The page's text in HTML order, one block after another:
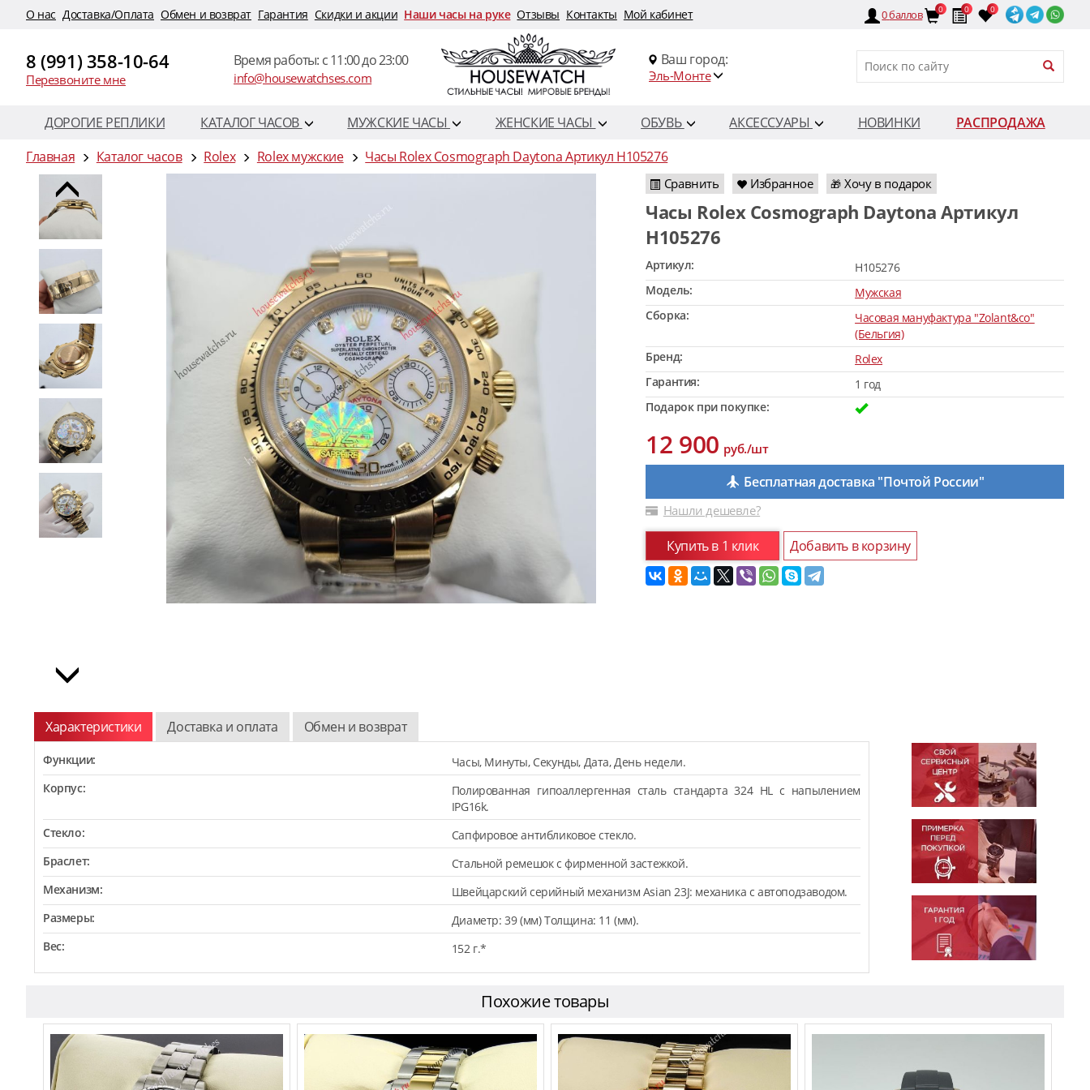
O нас Доставка/Оплата Обмен и возврат Гарантия Скидки и акции Наши часы на руке Отзывы Контакты Мой кабинет 0баллов 0 0 0
8 (991) 358-10-64
Перезвоните мне
Время работы: c 11:00 до 23:00
info@housewatchses.com
Ваш город:
Эль-Монте
ДОРОГИЕ РЕПЛИКИ КАТАЛОГ ЧАСОВ МУЖСКИЕ ЧАСЫ ЖЕНСКИЕ ЧАСЫ ОБУВЬ АКСЕССУАРЫ НОВИНКИ
РАСПРОДАЖА
Главная
Каталог часов Rolex Rolex мужские Часы Rolex Cosmograph Daytona Артикул H105276
Сравнить Избранное 🎁 Хочу в подарок
Часы Rolex Cosmograph Daytona Артикул
H105276
Артикул:
H105276
Модель:
Мужская
Сборка:
Часовая мануфактура "Zolant&co"
(Бельгия)
Бренд:
Rolex
Гарантия:
1 год
Подарок при покупке:
12 900руб./шт
Бесплатная доставка "Почтой России"
Нашли дешевле?
Купить в 1 клик Добавить в корзину
Характеристики Доставка и оплата Обмен и возврат
Функции:
Часы, Минуты, Секунды, Дата, День недели.
Корпус:
Полированная гипоаллергенная сталь стандарта 324 HL с напылением
IPG16k.
Стекло:
Сапфировое антибликовое стекло.
Браслет:
Стальной ремешок с фирменной застежкой.
Механизм:
Швейцарский серийный механизм Asian 23J: механика с автоподзаводом.
Размеры:
Диаметр: 39 (мм) Толщина: 11 (мм).
Вес:
152 г.*
Похожие товары